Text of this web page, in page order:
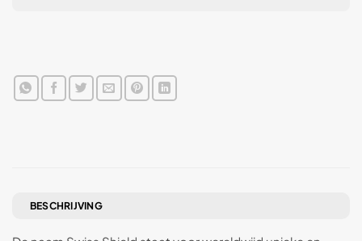
BESCHRIJVING